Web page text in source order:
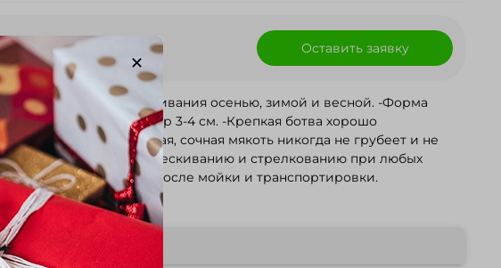
руб Оставить заявку
гибрид для выращивания осенью, зимой и весной. -Форма
вес 20-25 гр, размер 3-4 см. -Крепкая ботва хорошо
сочная мякоть никогда не грубеет и не
стрелкованию при любых
транспортировки.
в свежем виде.